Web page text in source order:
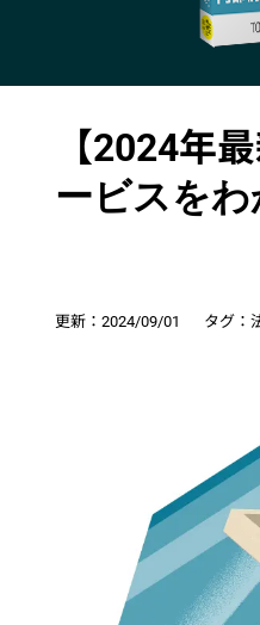
【2024年
ービスをわ
更新： 2024/09/01 タグ：